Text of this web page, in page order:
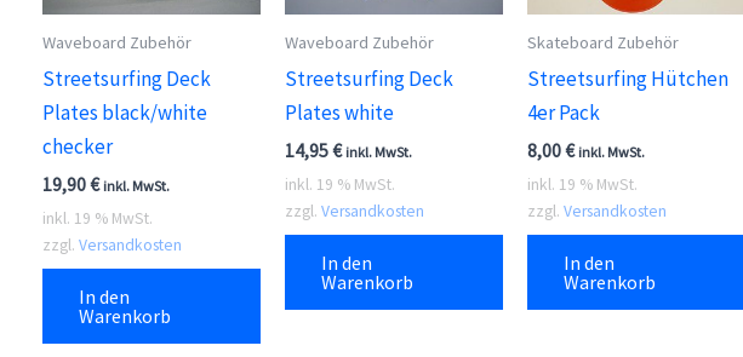
Waveboard Zubehör
Streetsurfing Deck
Plates black/white
checker
19,90€ inkl. MwSt.
inkl. 19 % MwSt.
zzgl. Versandkosten
In den
Warenkorb
Waveboard Zubehör
Streetsurfing Deck
Plates white
14,95€ inkl. MwSt.
inkl. 19 % MwSt.
zzgl. Versandkosten
In den
Warenkorb
Skateboard Zubehör
Streetsurfing Hütchen
4er Pack
8,00€ inkl. MwSt.
inkl. 19 % MwSt.
zzgl. Versandkosten
In den
Warenkorb